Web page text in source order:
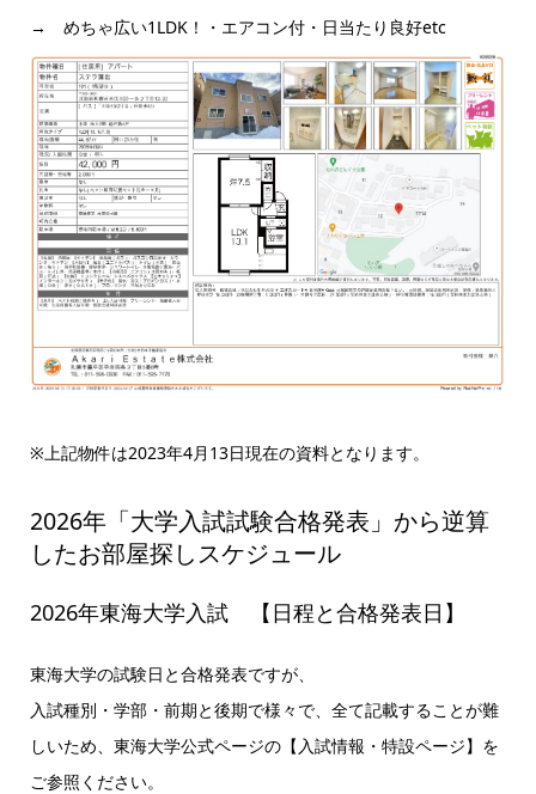
→ めちゃ広い1LDK！・エアコン付・日当たり良好etc
※上記物件は2023年4月13日現在の資料となります。
2026年「大学入試試験合格発表」から逆算
したお部屋探しスケジュール
2026年東海大学入試 【日程と合格発表日】
東海大学の試験日と合格発表ですが、
入試種別・学部・前期と後期で様々で、全て記載することが難
しいため、東海大学公式ページの【入試情報・特設ページ】を
ご参照ください。